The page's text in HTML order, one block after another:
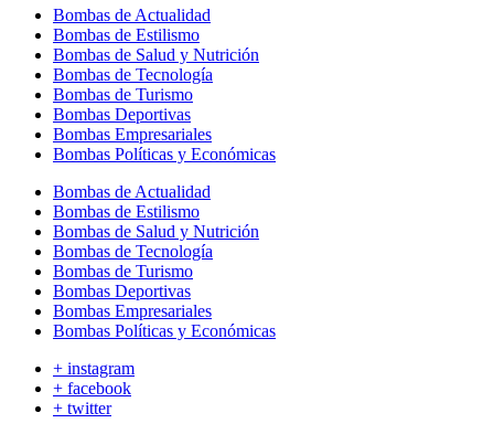
Bombas de Actualidad
Bombas de Estilismo
Bombas de Salud y Nutrición
Bombas de Tecnología
Bombas de Turismo
Bombas Deportivas
Bombas Empresariales
Bombas Políticas y Económicas
Bombas de Actualidad
Bombas de Estilismo
Bombas de Salud y Nutrición
Bombas de Tecnología
Bombas de Turismo
Bombas Deportivas
Bombas Empresariales
Bombas Políticas y Económicas
+ instagram
+ facebook
+ twitter